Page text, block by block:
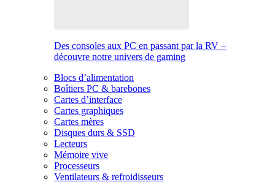
Des consoles aux PC en passant par la RV –
découvre notre univers de gaming
Blocs d’alimentation
Boîtiers PC & barebones
Cartes d’interface
Cartes graphiques
Cartes mères
Disques durs & SSD
Lecteurs
Mémoire vive
Processeurs
Ventilateurs & refroidisseurs